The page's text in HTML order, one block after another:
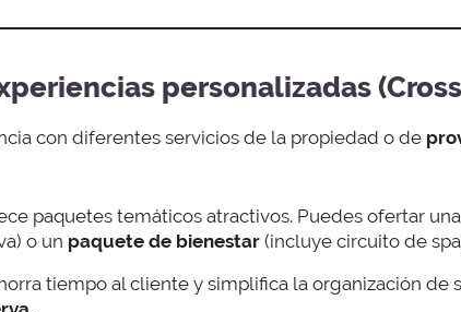
personalizadas
con diferentes servicios de la propiedad o de
paquetes temáticos atractivos. Puedes ofertar una
o un paquete de bienestar (incluye circuito de
tiempo al cliente y simplifica la organización de